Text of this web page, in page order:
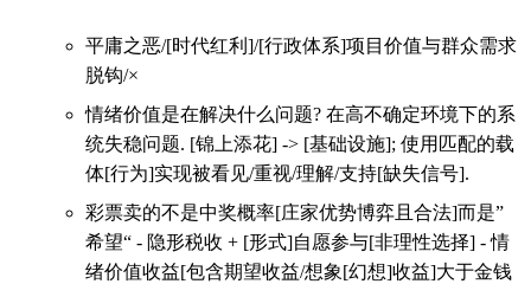
平庸之恶/[时代红利]/[行政体系]项目价值与群众需求
脱钩/×
情绪价值是在解决什么问题? 在高不确定环境下的系
统失稳问题. [锦上添花] -> [基础设施]; 使用匹配的载
体[行为]实现被看见/重视/理解/支持[缺失信号].
彩票卖的不是中奖概率[庄家优势博弈且合法]而是”
希望“ - 隐形税收 + [形式]自愿参与[非理性选择] - 情
绪价值收益[包含期望收益/想象[幻想]收益]大于金钱